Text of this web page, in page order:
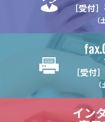
HL375FS
HL22KN
HLオプションパーツ
HL-MBSK-N
HL-WHG30
FU-PCR
フックパネル・Bタイプ
フックパネル・Fタイプ
HP-PUF
HPオプションパーツ
HP-HK4
［受付
（
［受付
イン